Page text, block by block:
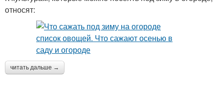
относят:
читать дальше →